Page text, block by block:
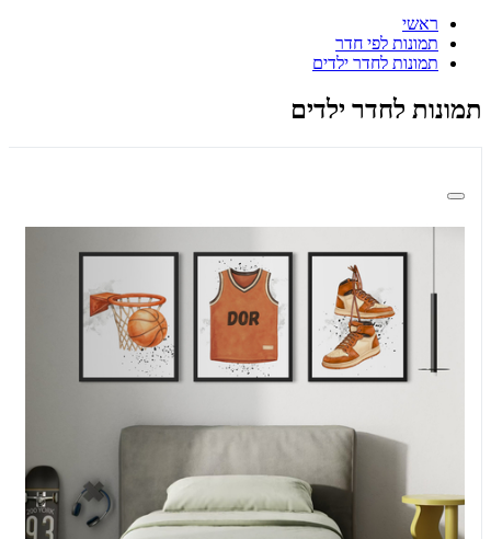
ראשי
תמונות לפי חדר
תמונות לחדר ילדים
תמונות לחדר ילדים